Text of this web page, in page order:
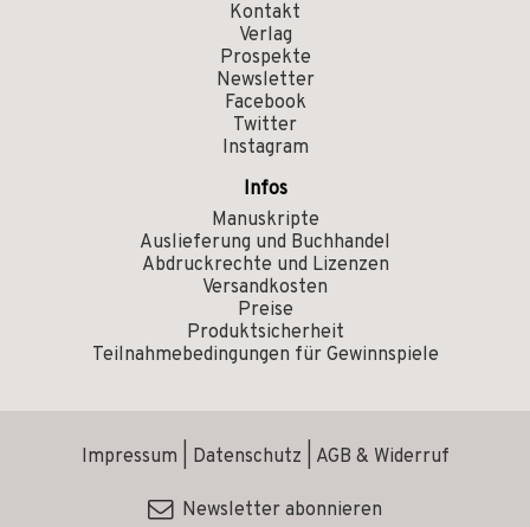
Kontakt
Verlag
Prospekte
Newsletter
Facebook
Twitter
Instagram
Infos
Manuskripte
Auslieferung und Buchhandel
Abdruckrechte und Lizenzen
Versandkosten
Preise
Produktsicherheit
Teilnahmebedingungen für Gewinnspiele
Impressum Datenschutz AGB & Widerruf
Newsletter abonnieren